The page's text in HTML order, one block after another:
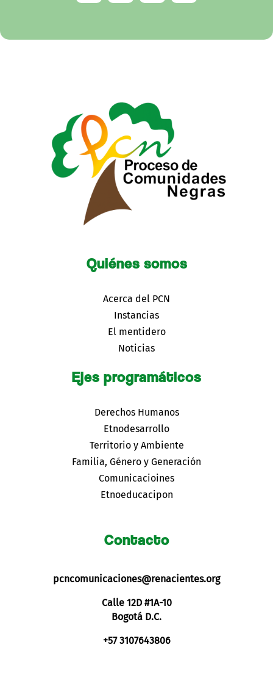
Quiénes somos
Acerca del PCN
Instancias
El mentidero
Noticias
Ejes programáticos
Derechos Humanos
Etnodesarrollo
Territorio y Ambiente
Familia, Género y Generación
Comunicacioines
Etnoeducacipon
Contacto
pcncomunicaciones@renacientes.org
Calle 12D #1A-10
Bogotá D.C.
+57 3107643806